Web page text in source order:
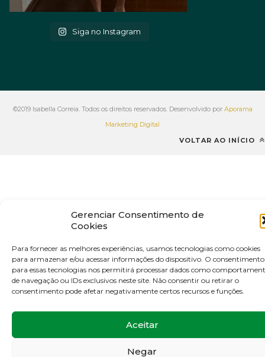
Gerenciar Consentimento de
Cookies
Para fornecer as melhores experiências, usamos tecnologias como cookies
para armazenar e/ou acessar informações do dispositivo. O consentimento
para essas tecnologias nos permitirá processar dados como
de navegação ou IDs exclusivos neste site. Não consentir ou retirar o
consentimento pode afetar negativamente certos recursos e funções.
Aceitar
Negar
Siga no Instagram
©2019 Isabella Correia. Todos os direitos reservados. Desenvolvido por Aporama
Marketing Digital
VOLTAR AO INÍCIO